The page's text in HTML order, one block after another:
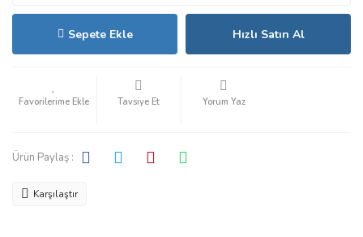
Sepete Ekle Hızlı Satın Al
Tavsiye Et Yorum Yaz
Ürün Paylaş :
Karşılaştır